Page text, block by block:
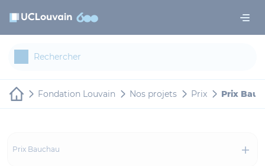
Fondation Louvain Nos projets Prix Prix
Prix Bauchau